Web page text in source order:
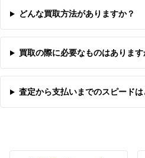
どんな買取方法がありますか？
買取の際に必要なものはあります
査定から支払いまでのスピードは